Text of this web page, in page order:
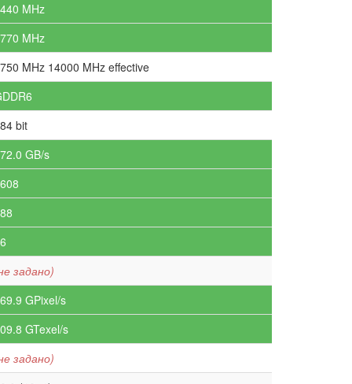
MHz
MHz
MHz 14000 MHz effective
bit
GB/s
задано)
GPixel/s
GTexel/s
задано)